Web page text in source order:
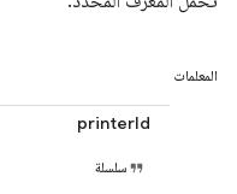
المعلمات
printerId
سلسلة